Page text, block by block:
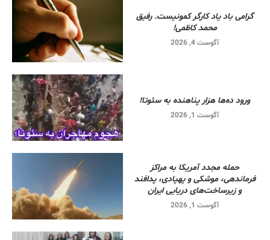
گرامی باد یاد کارگر کمونیست. رفیق
محمد کاظمی!
آگوست 4, 2026
ورود ده‌ها هزار پناهنده به سئوتا!
آگوست 1, 2026
حمله مجدد آمریکا به مراکز
فرماندهی، موشکی و پهپادی، پدافند
و زیرساخت‌های دریایی ایران
آگوست 1, 2026